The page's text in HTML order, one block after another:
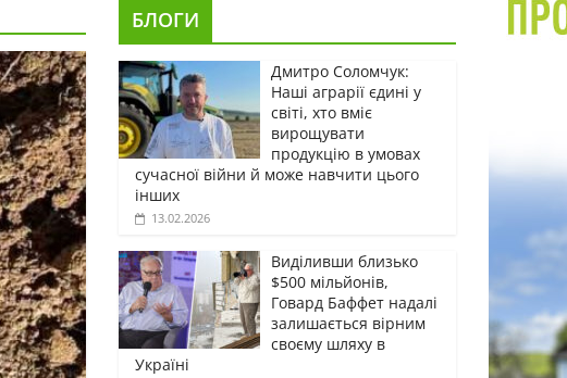
БЛОГИ
Дмитро Соломчук:
Наші аграрії єдині у
світі, хто вміє
вирощувати
продукцію в умовах
сучасної війни й може навчити цього
інших
13.02.2026
Виділивши близько
$500 мільйонів,
Говард Баффет надалі
залишається вірним
своєму шляху в
Україні